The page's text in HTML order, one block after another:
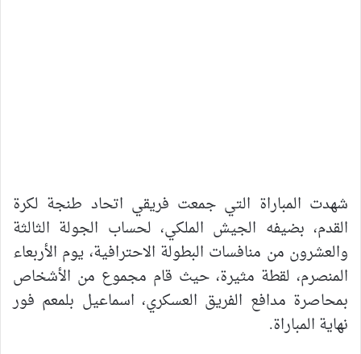
شهدت المباراة التي جمعت فريقي اتحاد طنجة لكرة
القدم، بضيفه الجيش الملكي، لحساب الجولة الثالثة
والعشرون من منافسات البطولة الاحترافية، يوم الأربعاء
المنصرم، لقطة مثيرة، حيث قام مجموع من الأشخاص
بمحاصرة مدافع الفريق العسكري، اسماعيل بلمعم فور
نهاية المباراة.